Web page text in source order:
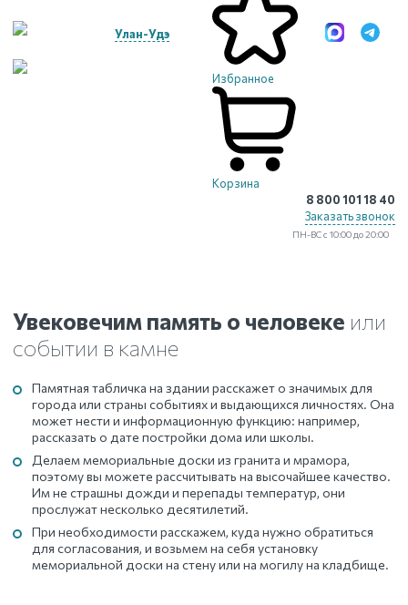
Улан-Удэ
Избранное
Корзина
8 800 101 18 40
Заказать звонок
ПН-ВС с 10:00 до 20:00
Увековечим память о человеке или
событии в камне
Памятная табличка на здании расскажет о значимых для
города или страны событиях и выдающихся личностях. Она
может нести и информационную функцию: например,
рассказать о дате постройки дома или школы.
Делаем мемориальные доски из гранита и мрамора,
поэтому вы можете рассчитывать на высочайшее качество.
Им не страшны дожди и перепады температур, они
прослужат несколько десятилетий.
При необходимости расскажем, куда нужно обратиться
для согласования, и возьмем на себя установку
мемориальной доски на стену или на могилу на кладбище.